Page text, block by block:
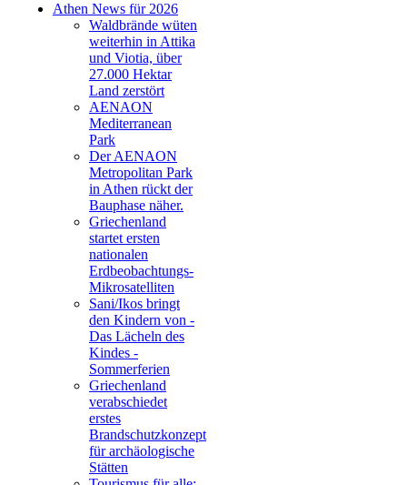
Athen News für 2026
Waldbrände wüten
weiterhin in Attika
und Viotia, über
27.000 Hektar
Land zerstört
AENAON
Mediterranean
Park
Der AENAON
Metropolitan Park
in Athen rückt der
Bauphase näher.
Griechenland
startet ersten
nationalen
Erdbeobachtungs-
Mikrosatelliten
Sani/Ikos bringt
den Kindern von -
Das Lächeln des
Kindes -
Sommerferien
Griechenland
verabschiedet
erstes
Brandschutzkonzept
für archäologische
Stätten